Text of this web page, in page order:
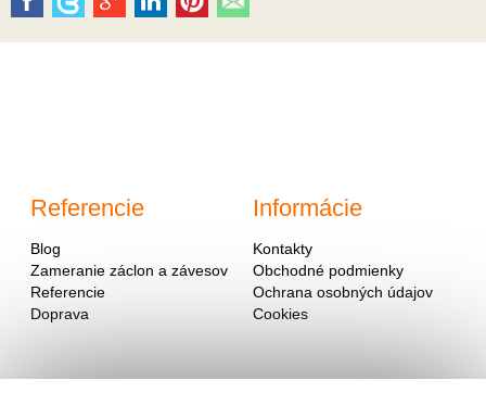
Referencie
Blog
Zameranie záclon a závesov
Referencie
Doprava
Informácie
Kontakty
Obchodné podmienky
Ochrana osobných údajov
Cookies